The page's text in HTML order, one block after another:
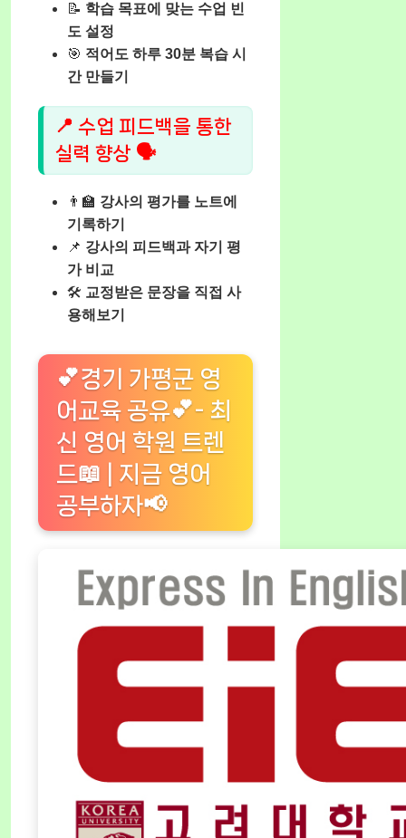
📝 학습 목표에 맞는 수업 빈
도 설정
🎯 적어도 하루 30분 복습 시
간 만들기
📍 수업 피드백을 통한
실력 향상 🗣️
👨‍🏫 강사의 평가를 노트에
기록하기
📌 강사의 피드백과 자기 평
가 비교
🛠️ 교정받은 문장을 직접 사
용해보기
💕경기 가평군 영
어교육 공유💕- 최
신 영어 학원 트렌
드📖 | 지금 영어
공부하자📢